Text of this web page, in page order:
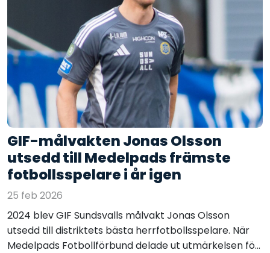
GIF-målvakten Jonas Olsson
utsedd till Medelpads främste
fotbollsspelare i år igen
25 feb 2026
2024 blev GIF Sundsvalls målvakt Jonas Olsson
utsedd till distriktets bästa herrfotbollsspelare. När
Medelpads Fotbollförbund delade ut utmärkelsen fö...